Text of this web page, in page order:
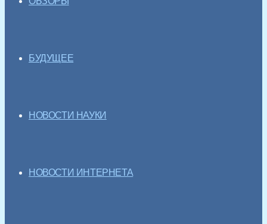
БУДУЩЕЕ
НОВОСТИ НАУКИ
НОВОСТИ ИНТЕРНЕТА